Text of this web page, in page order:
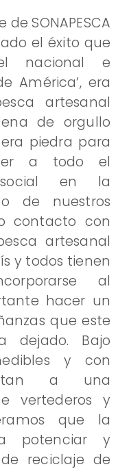
SONAPESCA
el éxito que
nacional e
América’, era
artesanal
de orgullo
piedra para
a todo el
social en la
de nuestros
contacto con
artesanal
y todos tienen
al
hacer un
que este
dejado. Bajo
y con
a una
vertederos y
que la
potenciar y
reciclaje de